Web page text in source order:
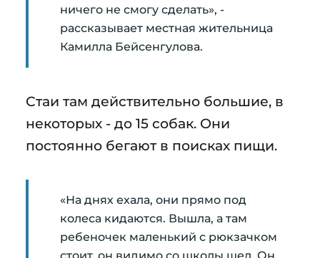
ничего не смогу сделать», -
рассказывает местная жительница
Камилла Бейсенгулова.
Стаи там действительно большие, в
некоторых - до 15 собак. Они
постоянно бегают в поисках пищи.
«На днях ехала, они прямо под
колеса кидаются. Вышла, а там
ребеночек маленький с рюкзачком